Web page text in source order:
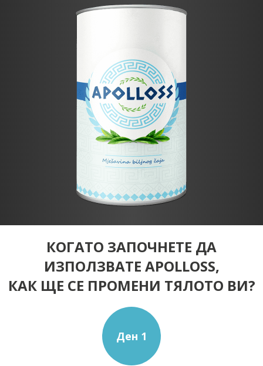
КОГАТО ЗАПОЧНЕТЕ ДА
ИЗПОЛЗВАТЕ APOLLOSS,
КАК ЩЕ СЕ ПРОМЕНИ ТЯЛОТО ВИ?
Ден 1